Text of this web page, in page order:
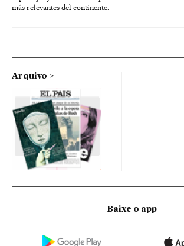
más relevantes del continente.
Arquivo
Baixe o app